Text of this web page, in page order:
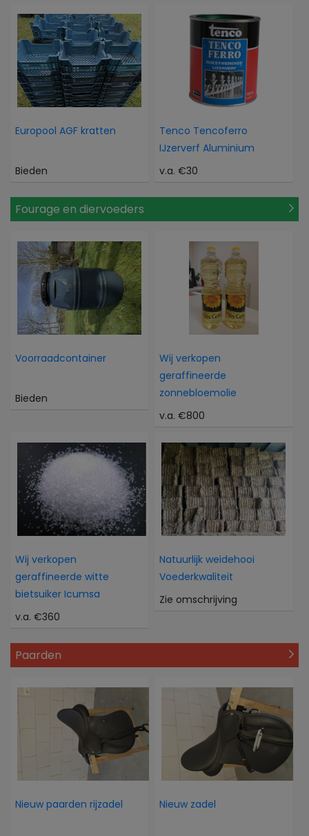
Europool AGF kratten
Bieden
Tenco Tencoferro
IJzerverf Aluminium
v.a. €30
Fourage en diervoeders
Voorraadcontainer
Bieden
Wij verkopen
geraffineerde
zonnebloemolie
v.a. €800
Wij verkopen
geraffineerde witte
bietsuiker Icumsa
v.a. €360
Natuurlijk weidehooi
Voederkwaliteit
Zie omschrijving
Paarden
Nieuw paarden rijzadel Nieuw zadel